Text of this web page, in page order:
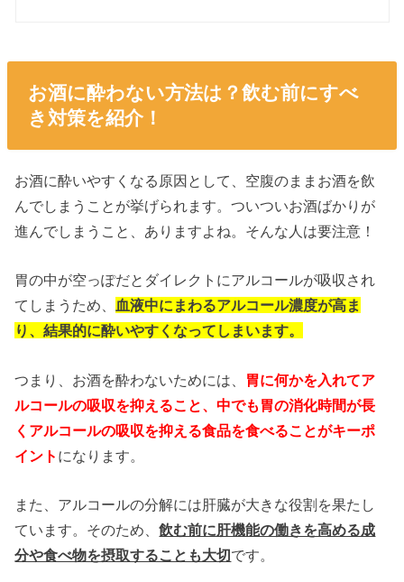
お酒に酔わない方法は？飲む前にすべ
き対策を紹介！
お酒に酔いやすくなる原因として、空腹のままお酒を飲
んでしまうことが挙げられます。ついついお酒ばかりが
進んでしまうこと、ありますよね。そんな人は要注意！
胃の中が空っぽだとダイレクトにアルコールが吸収され
てしまうため、 血液中にまわるアルコール濃度が高ま
り、結果的に酔いやすくなってしまいます。
つまり、お酒を酔わないためには、 胃に何かを入れてア
ルコールの吸収を抑えること、中でも胃の消化時間が長
くアルコールの吸収を抑える食品を食べることがキーポ
イント になります。
また、アルコールの分解には肝臓が大きな役割を果たし
ています。そのため、飲む前に肝機能の働きを高める成
分や食べ物を摂取することも大切です。